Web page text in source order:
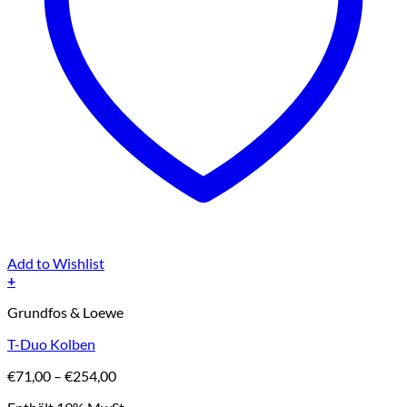
Add to Wishlist
+
Produkt
mehrere
auf.
Die
Grundfos & Loewe
T-Duo Kolben
€71,00 – €254,00Preisspanne: